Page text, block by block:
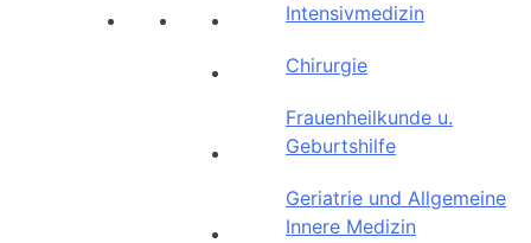
Intensivmedizin
Chirurgie
Frauenheilkunde u.
Geburtshilfe
Geriatrie und Allgemeine
Innere Medizin